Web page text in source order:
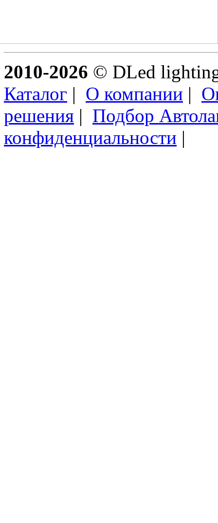
2010-2026 © DLed
Каталог | О компании |
решения | Подбор
конфиденциальности |